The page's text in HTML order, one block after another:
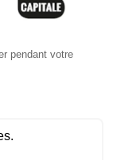
-Politique de